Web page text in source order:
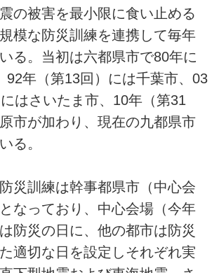
の被害を最小限に食い止める
模な防災訓練を連携して毎年
る。当初は六都県市で80年に
92年（第13回）には千葉市、03
はさいたま市、10年（第31
市が加わり、現在の九都県市
る。
災訓練は幹事都県市（中心会
なっており、中心会場（今年
防災の日に、他の都市は防災
適切な日を設定しそれぞれ実